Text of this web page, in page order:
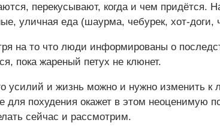
перекусывают, когда и чем придётся.
уличная еда (шаурма, чебурек, хот-доги,
на то что люди информированы о
пока жареный петух не клюнет.
усилий и жизнь можно и нужно изменить к
для похудения окажет в этом неоценимую
сейчас и рассмотрим.